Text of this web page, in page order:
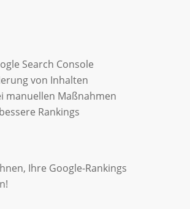
Search Console
von Inhalten
manuellen Maßnahmen
Rankings
Ihre Google-Rankings